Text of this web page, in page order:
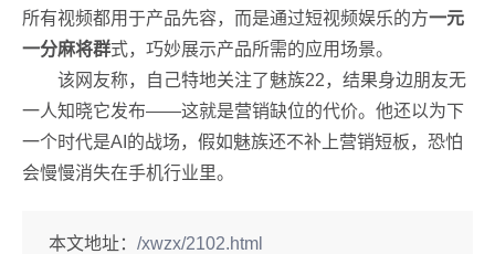
所有视频都用于产品先容，而是通过短视频娱乐的方一元
一分麻将群式，巧妙展示产品所需的应用场景。
该网友称，自己特地关注了魅族22，结果身边朋友无
一人知晓它发布——这就是营销缺位的代价。他还以为下
一个时代是AI的战场，假如魅族还不补上营销短板，恐怕
会慢慢消失在手机行业里。
本文地址： /xwzx/2102.html